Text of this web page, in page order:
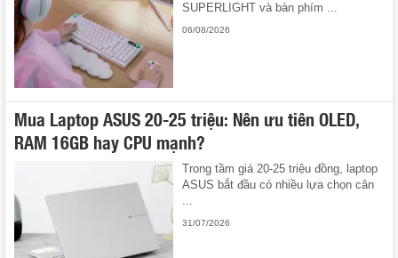
SUPERLIGHT và bàn phím ...
06/08/2026
Mua Laptop ASUS 20-25 triệu: Nên ưu tiên OLED,
RAM 16GB hay CPU mạnh?
Trong tầm giá 20-25 triệu đồng, laptop
ASUS bắt đầu có nhiều lựa chọn cân
31/07/2026